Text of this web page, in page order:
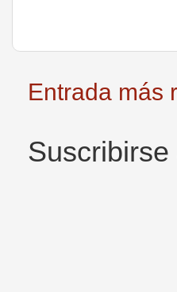
Entrada más
Suscribirse